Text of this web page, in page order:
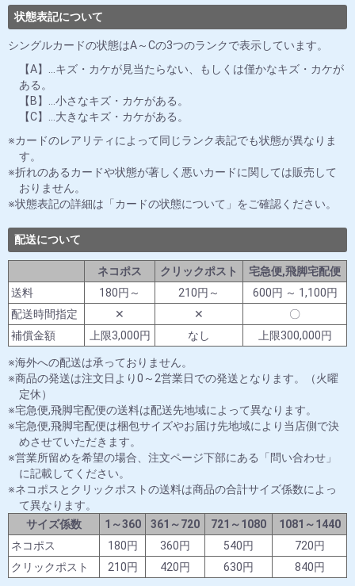
状態表記について
シングルカードの状態はA～Cの3つのランクで表示しています。
【A】…キズ・カケが見当たらない、もしくは僅かなキズ・カケが
ある。
【B】…小さなキズ・カケがある。
【C】…大きなキズ・カケがある。
カードのレアリティによって同じランク表記でも状態が異なりま
す。
折れのあるカードや状態が著しく悪いカードに関しては販売して
おりません。
状態表記の詳細は「カードの状態について」をご確認ください。
配送について
ネコポス クリックポスト
宅急便,飛脚宅配便
送料
180円～ 210円～
600円 ～ 1,100円
配送時間指定
✕ ✕
〇
補償金額
上限3,000円 なし 上限300,000円
海外への配送は承っておりません。
商品の発送は注文日より0～2営業日での発送となります。（火曜
定休）
宅急便,飛脚宅配便の送料は配送先地域によって異なります。
宅急便,飛脚宅配便は梱包サイズやお届け先地域により当店側で決
めさせていただきます。
営業所留めを希望の場合、注文ページ下部にある「問い合わせ」
に記載してください。
ネコポスとクリックポストの送料は商品の合計サイズ係数によっ
て異なります。
サイズ係数
1～360 361～720 721～1080
1081～1440
ネコポス
180円 360円 540円
720円
クリックポスト
210円 420円 630円 840円